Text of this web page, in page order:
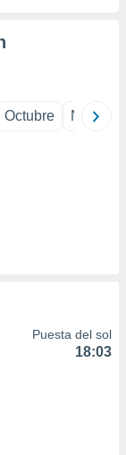
Octubre
Puesta del sol
18:03